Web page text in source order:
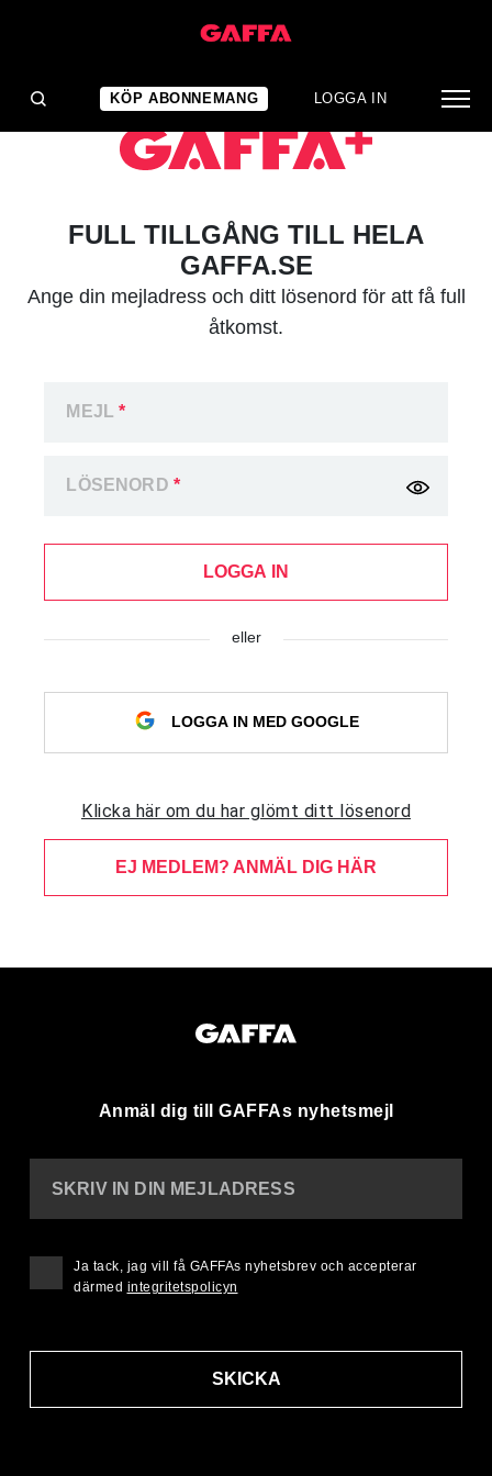
KÖP ABONNEMANG LOGGA IN
FULL TILLGÅNG TILL HELA
GAFFA.SE
Ange din mejladress och ditt lösenord för att få full
åtkomst.
MEJL*
LÖSENORD *
LOGGA IN
eller
LOGGA IN MED GOOGLE
Klicka här om du har glömt ditt lösenord
EJ MEDLEM? ANMÄL DIG HÄR
Anmäl dig till GAFFAs nyhetsmejl
SKRIV IN DIN MEJLADRESS
SKICKA
Ja tack, jag vill få GAFFAs nyhetsbrev och accepterar
därmed integritetspolicyn